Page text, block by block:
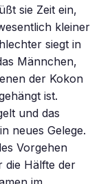
sie Zeit ein,
kleiner
siegt in
Männchen,
der Kokon
ist.
und das
neues Gelege.
Vorgehen
die Hälfte der